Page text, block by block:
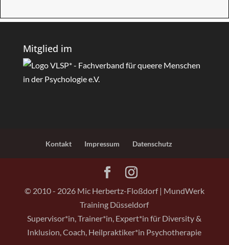
Mitglied im
Kontakt Impressum Datenschutz
© 2010 - 2026 Mic Herbertz-Floßdorf | MundWerk
Training Düsseldorf
Supervisor*in, Trainer*in, Expert*in für Diversity &
Inklusion, Coach, Heilpraktiker*in Psychotherapie